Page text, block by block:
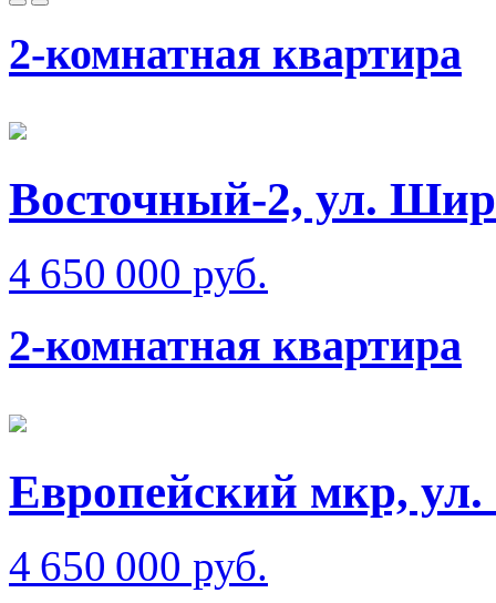
2-комнатная квартира
Восточный-2, ул.
4 650 000 руб.
2-комнатная квартира
Европейский мкр, ул.
4 650 000 руб.